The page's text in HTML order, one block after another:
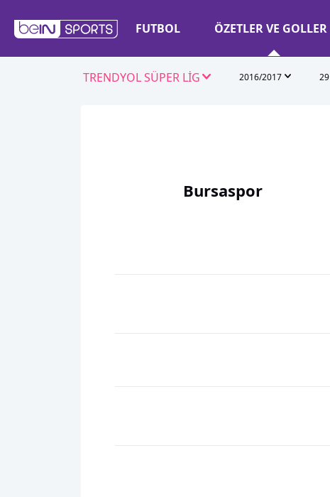
FUTBOL ÖZETLER VE GOLLER
TRENDYOL SÜPER LİG 2016/2017 29
Bursaspor